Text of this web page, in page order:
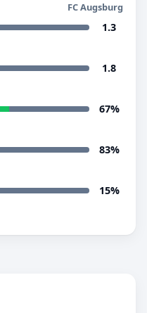
FC Augsburg
1.3
1.8
67%
83%
15%